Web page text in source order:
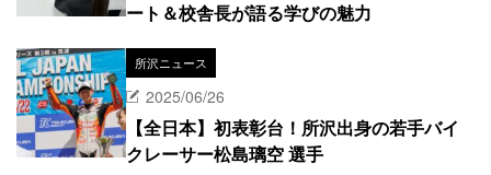
ート＆校舎長が語る学びの魅力
所沢ニュース
2025/06/26
【全日本】初表彰台！所沢出身の若手バイ
クレーサー松島璃空 選手